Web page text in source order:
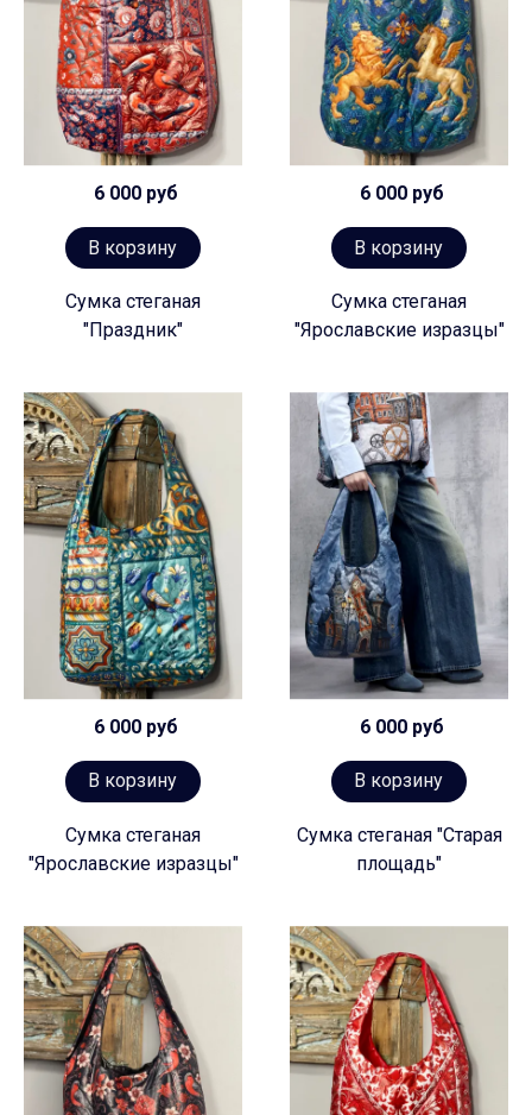
6 000 руб
В корзину
Сумка стеганая
"Праздник"
6 000 руб
В корзину
Сумка стеганая
"Ярославские изразцы"
6 000 руб
В корзину
Сумка стеганая
"Ярославские изразцы"
6 000 руб
В корзину
Сумка стеганая "Старая
площадь"